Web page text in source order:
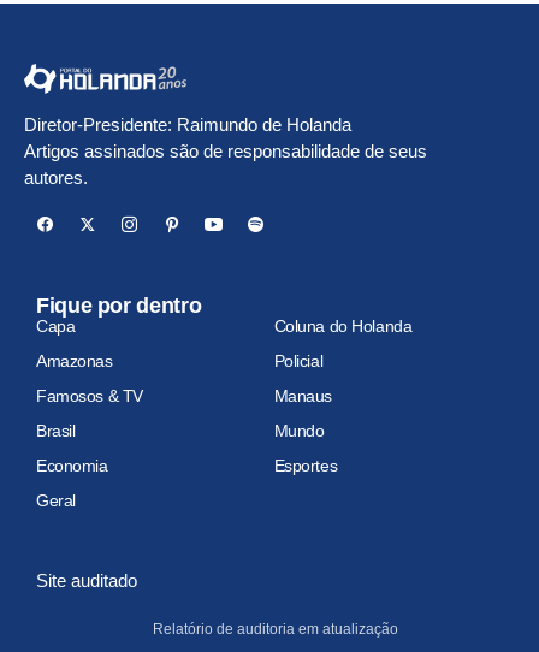
Diretor-Presidente: Raimundo de Holanda
Artigos assinados são de responsabilidade de seus
autores.
Fique por dentro
Capa
Coluna do Holanda
Amazonas
Policial
Famosos & TV
Manaus
Brasil
Mundo
Economia
Esportes
Geral
Site auditado
Relatório de auditoria em atualização